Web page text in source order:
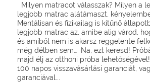
Milyen matracot válasszak? Milyen a
legjobb matrac alátámaszt,
Mentálisan és fizikailag is kitűnő
legjobb matrac az, amibe alig várod,
és amiből nem is akarsz reggelente
még délben sem… Na, ezt keresd!
majd élj az otthoni próba
100 napos visszavásárlási garanciát,
garanciával...